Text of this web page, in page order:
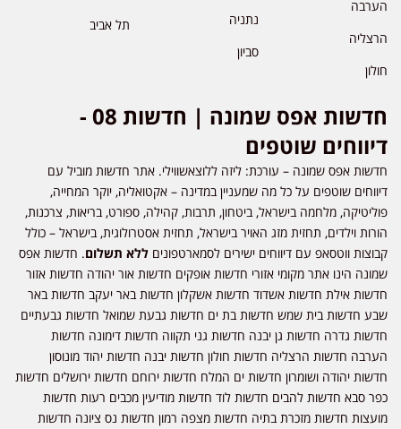
הערבה
הרצליה
חולון
נתניה
סביון
תל אביב
חדשות אפס שמונה | חדשות 08 -
דיווחים שוטפים
חדשות אפס שמונה – עורכת: ליזה ללוצאשווילי. אתר חדשות מוביל עם
דיווחים שוטפים על כל מה שמעניין במדינה – אקטואליה, יוקר המחייה,
פוליטיקה, מלחמה בישראל, ביטחון, תרבות, קהילה, ספורט, בריאות, צרכנות,
הורות וילדים, תחזית מזג האויר בישראל, תחזית אסטרולוגית, בישראל – כולל
קבוצות ווטסאפ עם דיווחים ישירים לסמארטפונים ללא תשלום. חדשות אפס
שמונה הינו אתר מקומי אזורי חדשות אופקים חדשות אור יהודה חדשות אזור
חדשות אילת חדשות אשדוד חדשות אשקלון חדשות באר יעקב חדשות באר
שבע חדשות בית שמש חדשות בת ים חדשות גבעת שמואל חדשות גבעתיים
חדשות גדרה חדשות גן יבנה חדשות גני תקווה חדשות דימונה חדשות
הערבה חדשות הרצליה חדשות חולון חדשות יבנה חדשות יהוד מונוסון
חדשות יהודה ושומרון חדשות ים המלח חדשות ירוחם חדשות ירושלים חדשות
כפר סבא חדשות להבים חדשות לוד חדשות מודיעין מכבים רעות חדשות
מועצות חדשות מזכרת בתיה חדשות מצפה רמון חדשות נס ציונה חדשות